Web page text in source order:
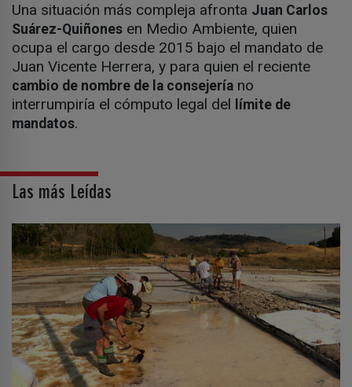
Una situación más compleja afronta Juan Carlos
Suárez-Quiñones en Medio Ambiente, quien
ocupa el cargo desde 2015 bajo el mandato de
Juan Vicente Herrera, y para quien el reciente
cambio de nombre de la consejería no
interrumpiría el cómputo legal del límite de
mandatos.
Las más Leídas